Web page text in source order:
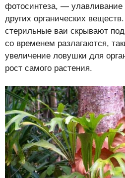
фотосинтеза, — улавливание
других органических
стерильные ваи скрывают
со временем разлагаются,
увеличение ловушки для
рост самого растения.